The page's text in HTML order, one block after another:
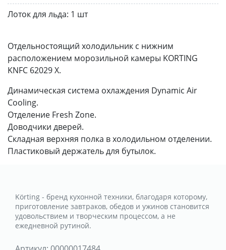
Лоток для льда: 1 шт
Отдельностоящий холодильник с нижним
расположением морозильной камеры KORTING
KNFC 62029 X.
Динамическая система охлаждения Dynamic Air
Cooling.
Отделение Fresh Zone.
Доводчики дверей.
Складная верхняя полка в холодильном отделении.
Пластиковый держатель для бутылок.
Körting - бренд кухонной техники, благодаря которому,
приготовление завтраков, обедов и ужинов становится
удовольствием и творческим процессом, а не
ежедневной рутиной.